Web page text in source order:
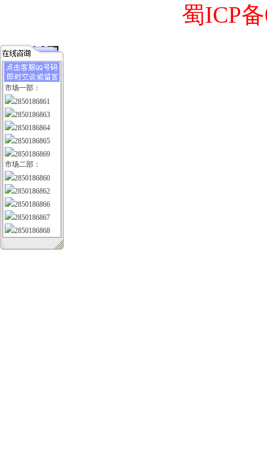
蜀ICP
市场一部：
2850186861
2850186863
2850186864
2850186865
2850186869
市场二部：
2850186860
2850186862
2850186866
2850186867
2850186868